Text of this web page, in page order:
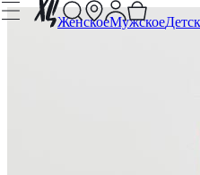
ЖенскоеМужское